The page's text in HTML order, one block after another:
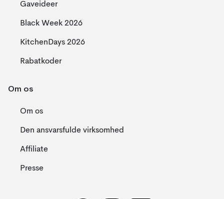
Gaveideer
Black Week 2026
KitchenDays 2026
Rabatkoder
Om os
Om os
Den ansvarsfulde virksomhed
Affiliate
Presse